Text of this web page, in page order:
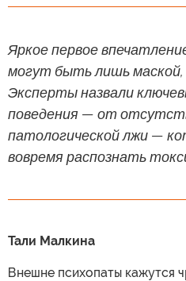
Яркое первое
могут быть лишь маской,
Эксперты назвали
поведения — от
патологической лжи —
вовремя распознать
Тали Малкина
Внешне психопаты кажутся